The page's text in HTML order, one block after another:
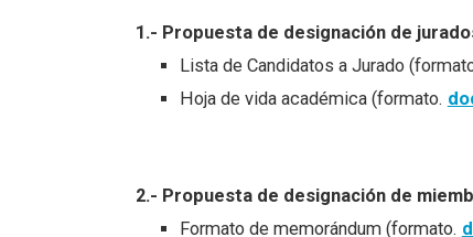
1.- Propuesta de designación de
Lista de Candidatos a Jurado
Hoja de vida académica (formato.
2.- Propuesta de designación de
Formato de memorándum (formato.